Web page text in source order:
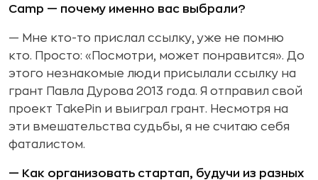
Camp — почему именно вас выбрали?
— Мне кто-то прислал ссылку, уже не помню
кто. Просто: «Посмотри, может понравится». До
этого незнакомые люди присылали ссылку на
грант Павла Дурова 2013 года. Я отправил свой
проект TakePin и выиграл грант. Несмотря на
эти вмешательства судьбы, я не считаю себя
фаталистом.
— Как организовать стартап, будучи из разных